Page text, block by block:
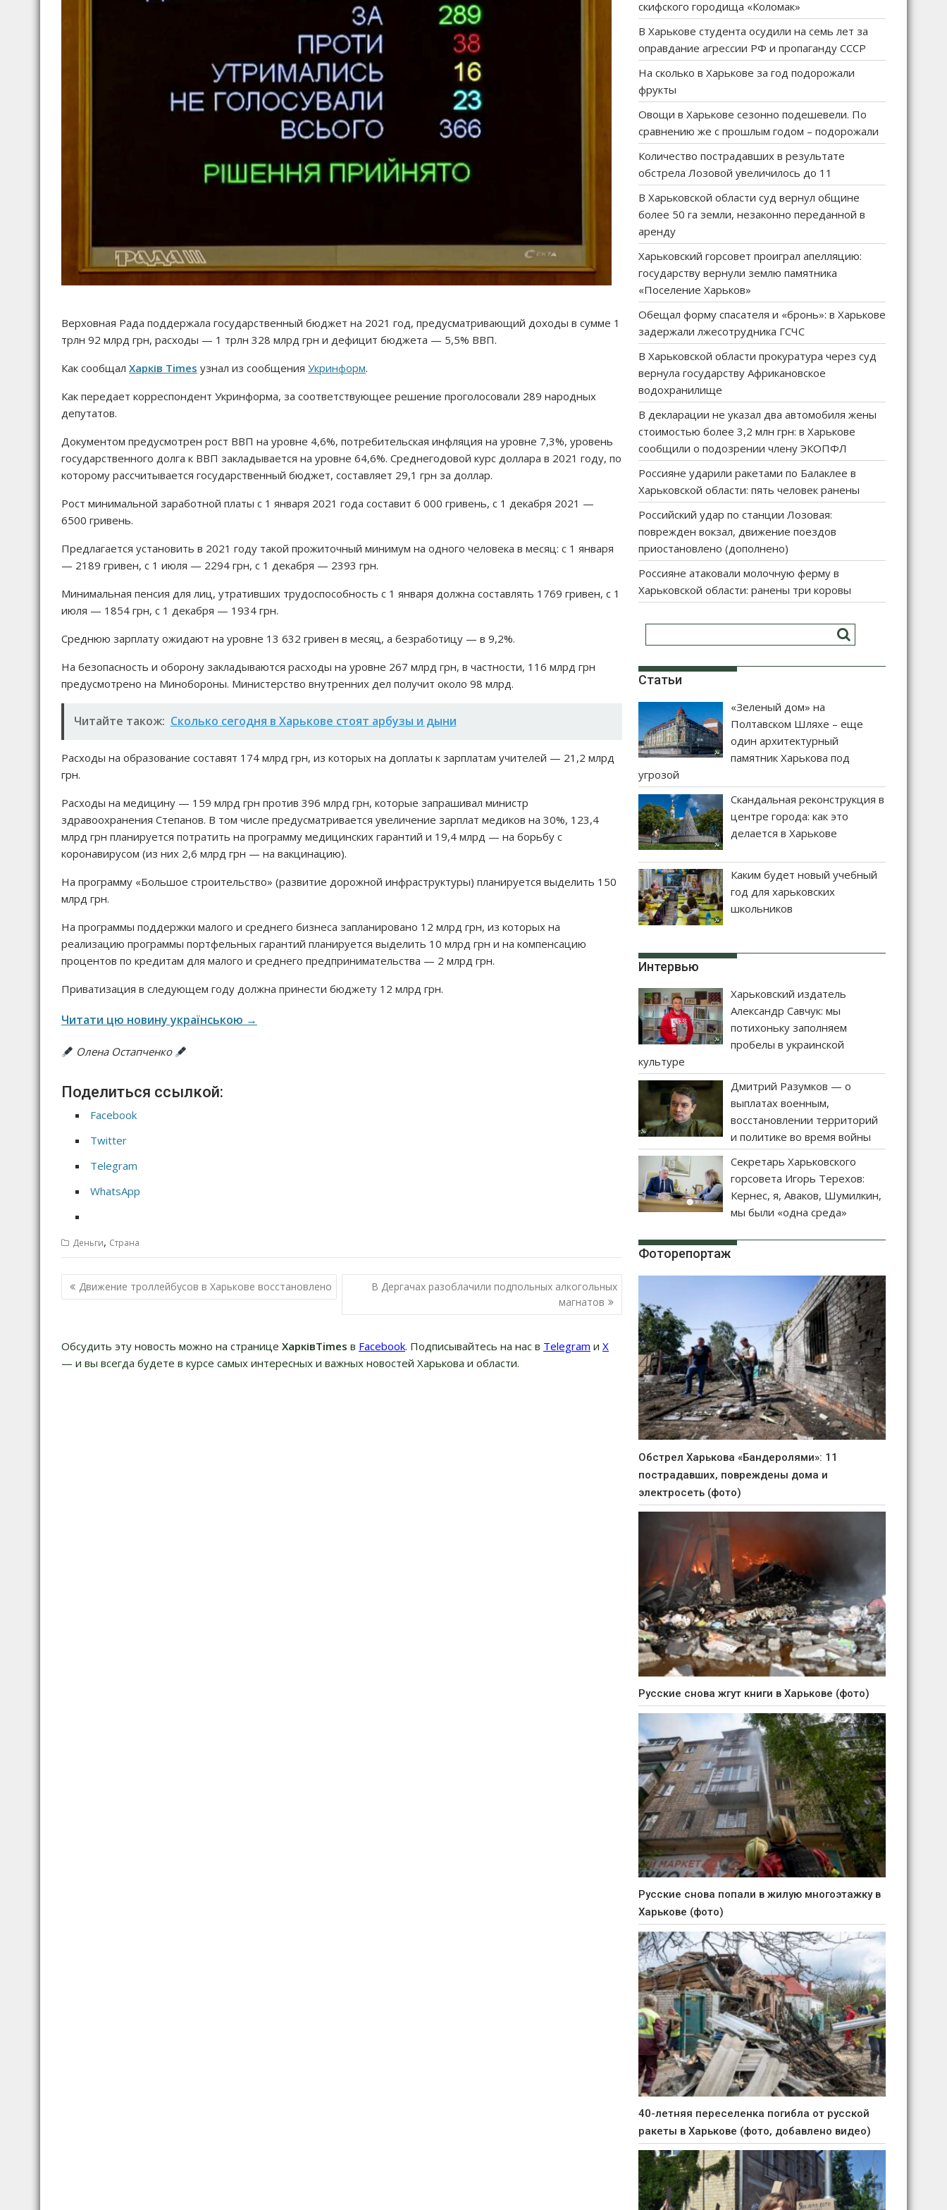
Верховная Рада поддержала государственный бюджет на 2021 год, предусматривающий доходы в сумме 1
трлн 92 млрд грн, расходы — 1 трлн 328 млрд грн и дефицит бюджета — 5,5% ВВП.
Как сообщал Харків Times узнал из сообщения Укринформ.
Как передает корреспондент Укринформа, за соответствующее решение проголосовали 289 народных
депутатов.
Документом предусмотрен рост ВВП на уровне 4,6%, потребительская инфляция на уровне 7,3%, уровень
государственного долга к ВВП закладывается на уровне 64,6%. Среднегодовой курс доллара в 2021 году, по
которому рассчитывается государственный бюджет, составляет 29,1 грн за доллар.
Рост минимальной заработной платы с 1 января 2021 года составит 6 000 гривень, с 1 декабря 2021 —
6500 гривень.
Предлагается установить в 2021 году такой прожиточный минимум на одного человека в месяц: с 1 января
— 2189 гривен, с 1 июля — 2294 грн, с 1 декабря — 2393 грн.
Минимальная пенсия для лиц, утративших трудоспособность с 1 января должна составлять 1769 гривен, с 1
июля — 1854 грн, с 1 декабря — 1934 грн.
Среднюю зарплату ожидают на уровне 13 632 гривен в месяц, а безработицу — в 9,2%.
На безопасность и оборону закладываются расходы на уровне 267 млрд грн, в частности, 116 млрд грн
предусмотрено на Минобороны. Министерство внутренних дел получит около 98 млрд.
Читайте також: Сколько сегодня в Харькове стоят арбузы и дыни
Расходы на образование составят 174 млрд грн, из которых на доплаты к зарплатам учителей — 21,2 млрд
грн.
Расходы на медицину — 159 млрд грн против 396 млрд грн, которые запрашивал министр
здравоохранения Степанов. В том числе предусматривается увеличение зарплат медиков на 30%, 123,4
млрд грн планируется потратить на программу медицинских гарантий и 19,4 млрд — на борьбу с
коронавирусом (из них 2,6 млрд грн — на вакцинацию).
На программу «Большое строительство» (развитие дорожной инфраструктуры) планируется выделить 150
млрд грн.
На программы поддержки малого и среднего бизнеса запланировано 12 млрд грн, из которых на
реализацию программы портфельных гарантий планируется выделить 10 млрд грн и на компенсацию
процентов по кредитам для малого и среднего предпринимательства — 2 млрд грн.
Приватизация в следующем году должна принести бюджету 12 млрд грн.
Читати цю новину українською →
Олена Остапченко
Поделиться ссылкой:
Facebook
Twitter
Telegram
WhatsApp
Деньги, Страна
Н
а
и
г
Движение троллейбусов в Харькове восстановлено
В Дергачах разоблачили подпольных алкогольных
магнатов
Обсудить эту новость можно на странице ХарківTimes в Facebook. Подписывайтесь на нас в Telegram и Х
— и вы всегда будете в курсе самых интересных и важных новостей Харькова и области.
скифского городища «Коломак»
В Харькове студента осудили на семь лет за
оправдание агрессии РФ и пропаганду СССР
На сколько в Харькове за год подорожали
фрукты
Овощи в Харькове сезонно подешевели. По
сравнению же с прошлым годом – подорожали
Количество пострадавших в результате
обстрела Лозовой увеличилось до 11
В Харьковской области суд вернул общине
более 50 га земли, незаконно переданной в
аренду
Харьковский горсовет проиграл апелляцию:
государству вернули землю памятника
«Поселение Харьков»
Обещал форму спасателя и «бронь»: в Харькове
задержали лжесотрудника ГСЧС
В Харьковской области прокуратура через суд
вернула государству Африкановское
водохранилище
В декларации не указал два автомобиля жены
стоимостью более 3,2 млн грн: в Харькове
сообщили о подозрении члену ЭКОПФЛ
Россияне ударили ракетами по Балаклее в
Харьковской области: пять человек ранены
Российский удар по станции Лозовая:
поврежден вокзал, движение поездов
приостановлено (дополнено)
Россияне атаковали молочную ферму в
Харьковской области: ранены три коровы
Статьи
«Зеленый дом» на
Полтавском Шляхе – еще
один архитектурный
памятник Харькова под
угрозой
Скандальная реконструкция в
центре города: как это
делается в Харькове
Каким будет новый учебный
год для харьковских
школьников
Интервью
Харьковский издатель
Александр Савчук: мы
потихоньку заполняем
пробелы в украинской
культуре
Дмитрий Разумков — о
выплатах военным,
восстановлении территорий
и политике во время войны
Секретарь Харьковского
горсовета Игорь Терехов:
Кернес, я, Аваков, Шумилкин,
мы были «одна среда»
Фоторепортаж
Обстрел Харькова «Бандеролями»: 11
пострадавших, повреждены дома и
электросеть (фото)
Русские снова жгут книги в Харькове (фото)
Русские снова попали в жилую многоэтажку в
Харькове (фото)
40-летняя переселенка погибла от русской
ракеты в Харькове (фото, добавлено видео)